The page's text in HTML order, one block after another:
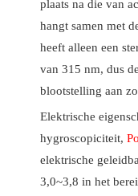
plaats na die van
hangt samen met
heeft alleen een
van 315 nm, dus
blootstelling aan
Elektrische
hygroscopiciteit,
elektrische
3,0~3,8 in het